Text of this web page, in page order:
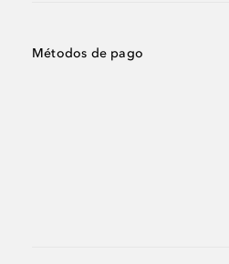
Métodos de pago